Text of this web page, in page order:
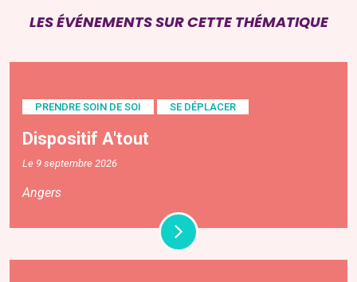
LES ÉVÉNEMENTS SUR CETTE THÉMATIQUE
PRENDRE SOIN DE SOI SE DÉPLACER
Dispositif A'tout
Le 9 septembre 2026
Angers